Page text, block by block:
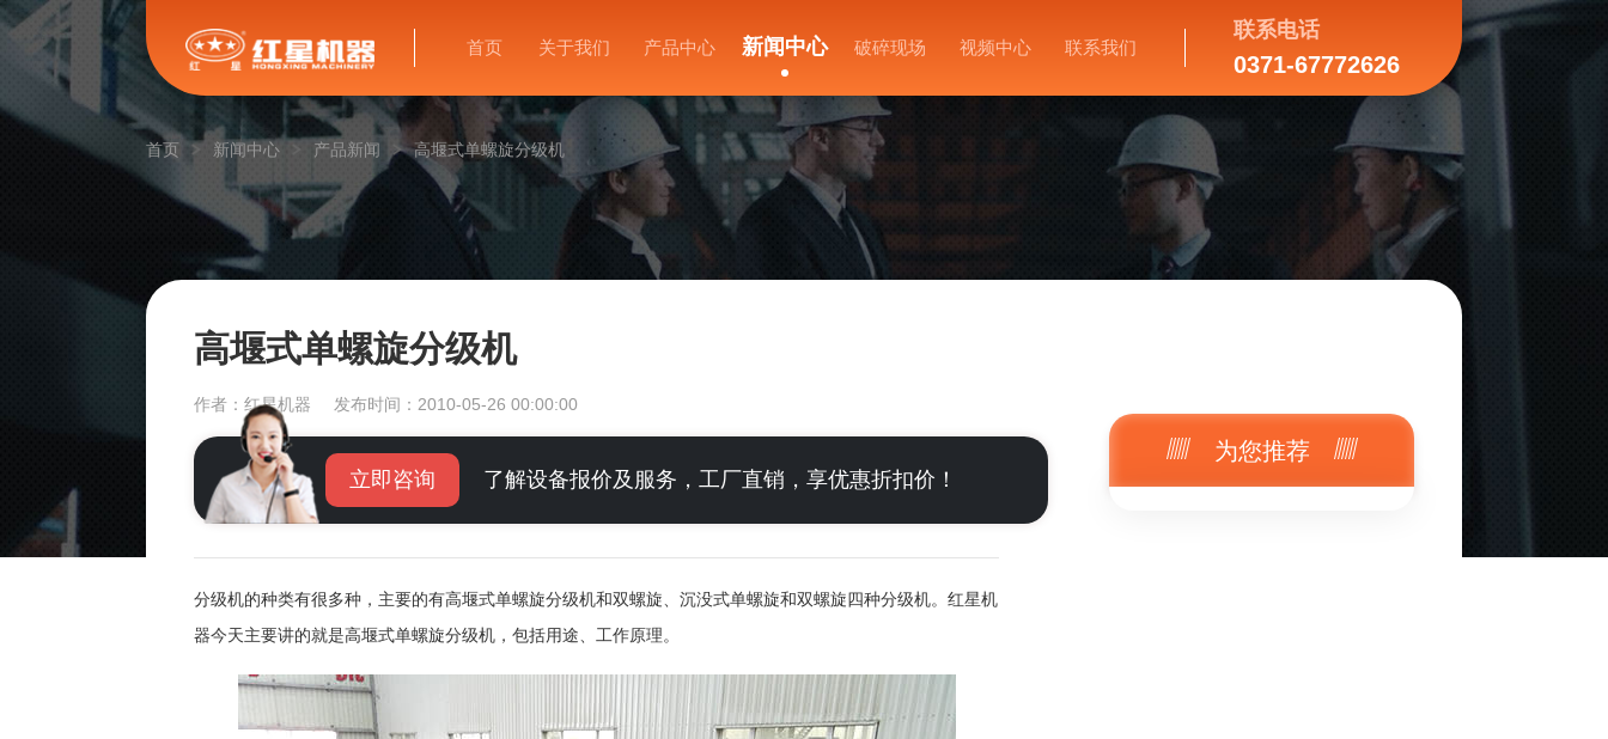
首页 关于我们 产品中心 新闻中心 破碎现场 视频中心 联系我们
联系电话
0371-67772626
首页 新闻中心 产品新闻 高堰式单螺旋分级机
高堰式单螺旋分级机
作者：红星机器 发布时间：2010-05-26 00:00:00
立即咨询 了解设备报价及服务，工厂直销，享优惠折扣价！
分级机的种类有很多种，主要的有高堰式单螺旋分级机和双螺旋、沉没式单螺旋和双螺旋四种分级机。红星机
器今天主要讲的就是高堰式单螺旋分级机，包括用途、工作原理。
为您推荐